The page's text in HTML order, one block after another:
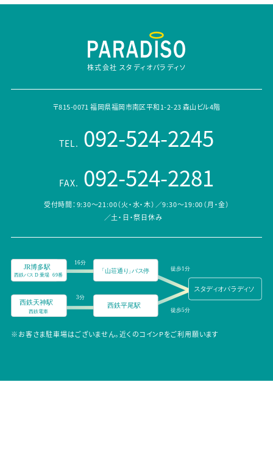
株式会社 スタディオパラディソ
〒815-0071 福岡県福岡市南区平和1-2-23 森山ビル4階
TEL. 092-524-2245
FAX. 092-524-2281
受付時間：9:30～21:00（火・水・木）／9:30～19:00（月・金）
／土・日・祭日休み
※お客さま駐車場はございません。近くのコインPをご利用願います